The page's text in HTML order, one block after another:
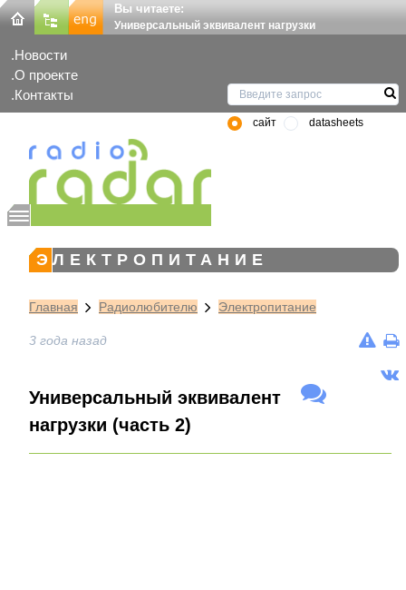
Вы читаете:
Универсальный эквивалент нагрузки
Новости
О проекте
Контакты
сайт datasheets
ЭЛЕКТРОПИТАНИЕ
Главная Радиолюбителю Электропитание
3 года назад
Универсальный эквивалент
нагрузки (часть 2)